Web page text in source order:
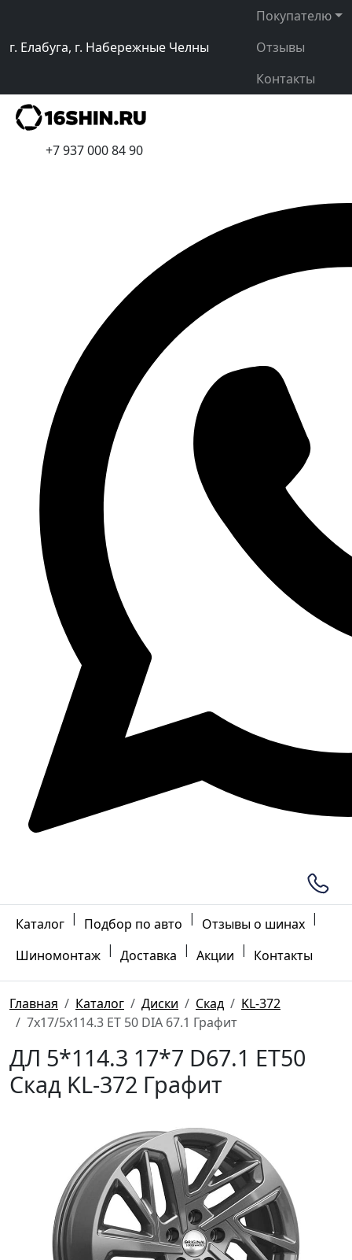
г. Елабуга, г. Набережные Челны
Покупателю
Отзывы
Контакты
+7 937 000 84 90
Каталог | Подбор по авто | Отзывы о шинах |
Шиномонтаж | Доставка | Акции | Контакты
Главная Каталог Диски Скад
KL-372
7x17/5x114.3 ET 50 DIA 67.1 Графит
ДЛ 5*114.3 17*7 D67.1 ET50
Скад KL-372 Графит